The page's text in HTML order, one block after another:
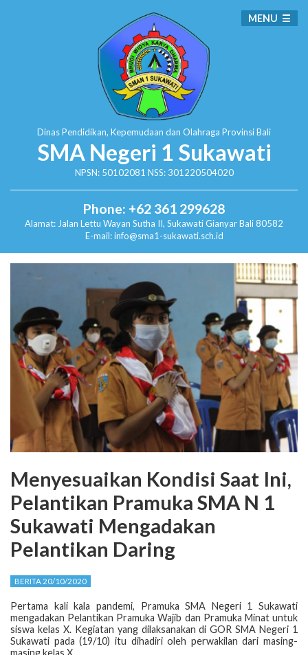
Dinas Pendidikan, Kepemudaan dan Olahraga Provinsi Bali
SMA Negeri 1 Sukawati
NPSN: 50102081 NSS: 301220504020
Phone: +62 361 299628
Alamat: Jalan Lettu Wayan Sutha II, SukawatiGianyar Bali 80582
E-mail: info@sma1-sukawati.sch.id
MENU
Menyesuaikan Kondisi Saat Ini,
Pelantikan Pramuka SMA N 1
Sukawati Mengadakan
Pelantikan Daring
BERITA 20/10/2020
Pertama kali kala pandemi, Pramuka SMA Negeri 1 Sukawati
mengadakan Pelantikan Pramuka Wajib dan Pramuka Minat untuk
siswa kelas X. Kegiatan yang dilaksanakan di GOR SMA Negeri 1
Sukawati pada (19/10) itu dihadiri oleh perwakilan dari masing-